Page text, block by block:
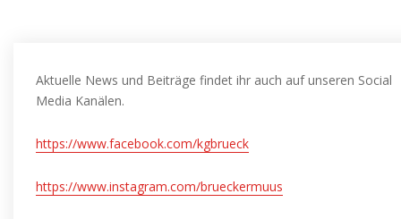
Aktuelle News und Beiträge findet ihr auch auf unseren Social
Media Kanälen.
https://www.facebook.com/kgbrueck
https://www.instagram.com/brueckermuus